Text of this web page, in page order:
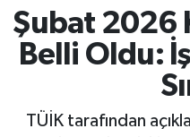
Şubat 2026
Belli Oldu:
TÜİK tarafından